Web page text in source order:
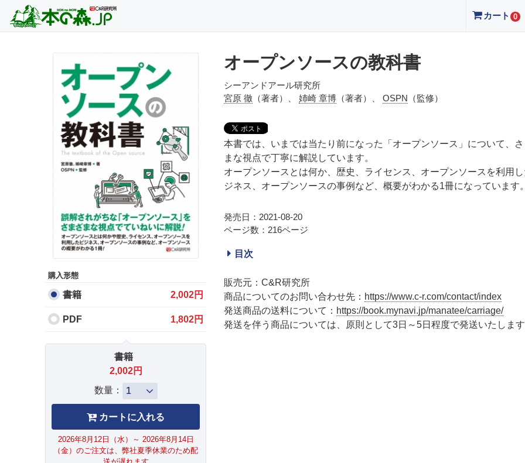
カート 0
購入形態
書籍 2,002円
PDF 1,802円
書籍
2,002円
数量：
2026年8月12日（水）～ 2026年8月14日
（金）のご注文は、弊社夏季休業のため配
送が遅れます
オープンソースの教科書
シーアンドアール研究所
宮原 徹 （著者）、 姉崎 章博 （著者）、 OSPN （監修）
本書では、いまでは当たり前になった「オープンソース」について、
まな視点で丁寧に解説しています。
オープンソースとは何か、歴史、ライセンス、オープンソースを利用
ジネス、オープンソースの事例など、概要がわかる1冊になっています
発売日：2021-08-20
ページ数：216ページ
目次
販売元：C&R研究所
商品についてのお問い合わせ先： https://www.c-r.com/contact/index
発送商品の送料について： https://book.mynavi.jp/manatee/carriage/
発送を伴う商品については、原則として3日～5日程度で発送いたしま